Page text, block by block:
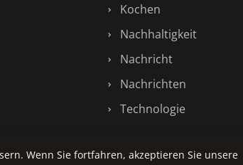
Kochen
Nachhaltigkeit
Nachricht
Nachrichten
Technologie
Wenn Sie fortfahren, akzeptieren Sie unsere